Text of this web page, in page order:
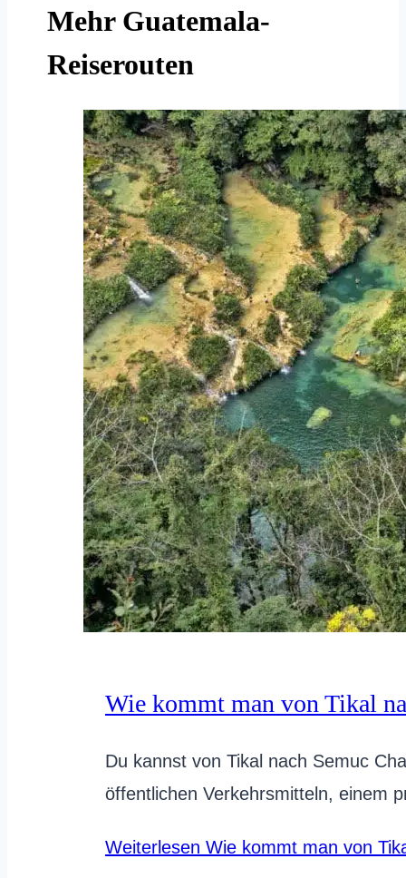
Mehr Guatemala-
Reiserouten
Wie kommt man von Tikal
Du kannst von Tikal nach Semuc
öffentlichen Verkehrsmitteln, einem
Weiterlesen Wie kommt man von